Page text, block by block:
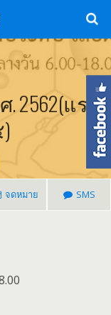
. 2562(แรม
จดหมาย SMS